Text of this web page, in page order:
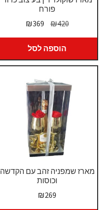
פורח
₪420
המחיר
המקורי
היה:
₪420.
₪369
הנוכחי
₪369.
הוספה לסל
מארז שמפניה זהב עם הקדשה
וכוסות
₪269